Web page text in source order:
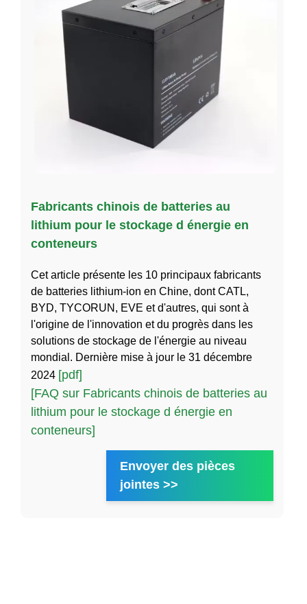
Fabricants chinois de batteries au
lithium pour le stockage d énergie en
conteneurs
Cet article présente les 10 principaux fabricants
de batteries lithium-ion en Chine, dont CATL,
BYD, TYCORUN, EVE et d'autres, qui sont à
l'origine de l'innovation et du progrès dans les
solutions de stockage de l'énergie au niveau
mondial. Dernière mise à jour le 31 décembre
2024 [pdf]
[FAQ sur Fabricants chinois de batteries au
lithium pour le stockage d énergie en
conteneurs]
Envoyer des pièces
jointes >>